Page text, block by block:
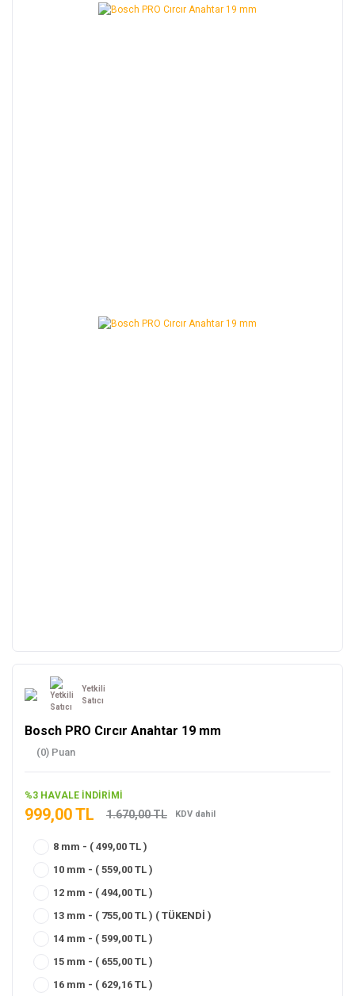
Yetkili
Satıcı
Bosch PRO Cırcır Anahtar 19 mm
(0) Puan
%3 HAVALE İNDİRİMİ
999,00 TL 1.670,00 TL KDV dahil
8 mm - ( 499,00 TL )
10 mm - ( 559,00 TL )
12 mm - ( 494,00 TL )
13 mm - ( 755,00 TL ) ( TÜKENDİ )
14 mm - ( 599,00 TL )
15 mm - ( 655,00 TL )
16 mm - ( 629,16 TL )